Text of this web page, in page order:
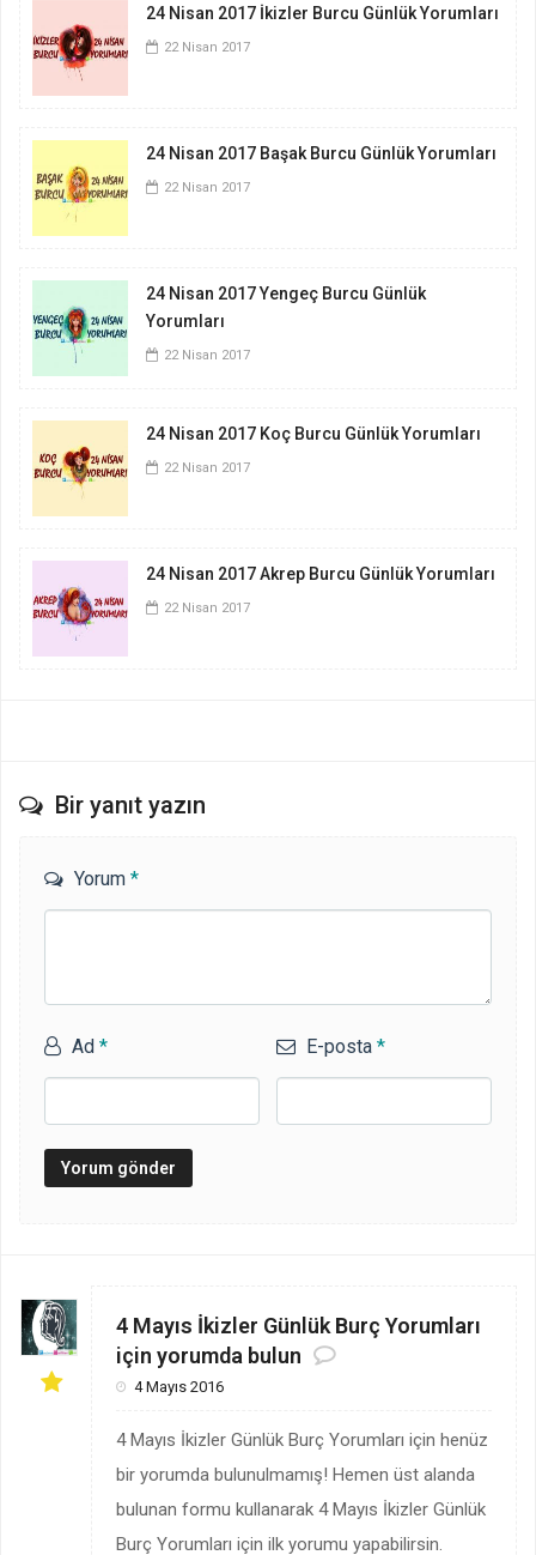
24 Nisan 2017 İkizler Burcu Günlük Yorumları
22 Nisan 2017
24 Nisan 2017 Başak Burcu Günlük Yorumları
22 Nisan 2017
24 Nisan 2017 Yengeç Burcu Günlük
Yorumları
22 Nisan 2017
24 Nisan 2017 Koç Burcu Günlük Yorumları
22 Nisan 2017
24 Nisan 2017 Akrep Burcu Günlük Yorumları
22 Nisan 2017
Bir yanıt yazın
Yorum *
Ad * E-posta*
4 Mayıs İkizler Günlük Burç Yorumları
için yorumda bulun
4 Mayıs 2016
4 Mayıs İkizler Günlük Burç Yorumları için henüz
bir yorumda bulunulmamış! Hemen üst alanda
bulunan formu kullanarak 4 Mayıs İkizler Günlük
Burç Yorumları için ilk yorumu yapabilirsin.